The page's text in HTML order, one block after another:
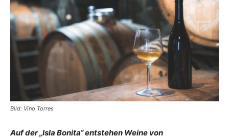
Reiseempfehlungen.
Bild: Vino Torres
Auf der „Isla Bonita“ entstehen Weine von